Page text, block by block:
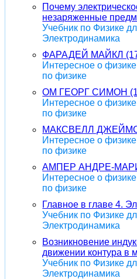
Почему
незаряженные
Учебник по Физике
Электродинамика
ФАРАДЕЙ МАЙКЛ
Интересное о
по физике
ОМ ГЕОРГ СИМОН
Интересное о
по физике
МАКСВЕЛЛ ДЖЕЙМС
Интересное о
по физике
АМПЕР АНДРЕ-МАРИ
Интересное о
по физике
Главное в главе 4.
Учебник по Физике
Электродинамика
Возникновение
движении контура в
Учебник по Физике
Электродинамика